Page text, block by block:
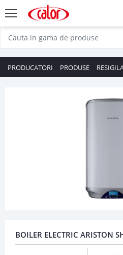
PRODUCATORI PRODUSE
BOILER ELECTRIC ARISTON